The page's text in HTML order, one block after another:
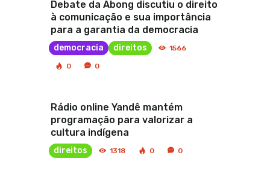
Debate da Abong discutiu o direito
à comunicação e sua importância
para a garantia da democracia
democracia direitos 1566
0 0
Rádio online Yandê mantém
programação para valorizar a
cultura indígena
direitos 1318 0 0